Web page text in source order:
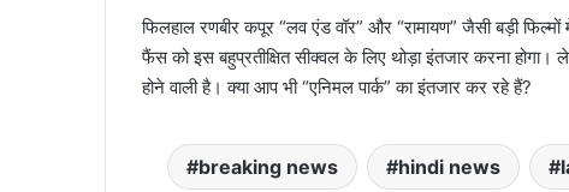
फिलहाल रणबीर कपूर “लव एंड वॉर” और “रामायण” जैसी बड़ी
फैंस को इस बहुप्रतीक्षित सीक्वल के लिए थोड़ा इंतजार करना
होने वाली है। क्या आप भी “एनिमल पार्क” का इंतजार कर रहे हैं?
breaking news hindi news